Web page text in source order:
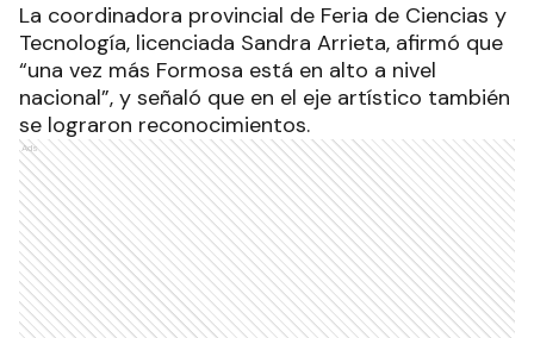
La coordinadora provincial de Feria de Ciencias y
Tecnología, licenciada Sandra Arrieta, afirmó que
“una vez más Formosa está en alto a nivel
nacional”, y señaló que en el eje artístico también
se lograron reconocimientos.
Ads